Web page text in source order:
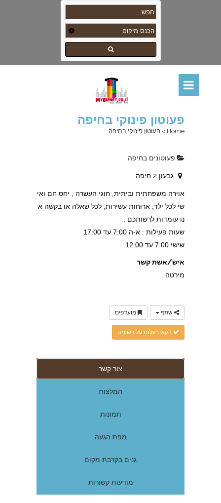
פעוטון פינוקי בחיפה
Home
> פעוטון פינוקי בחיפה
פעוטונים בחיפה
גבעון 2 חיפה
אוירה משפחתית וביתית, חוגי העשרה , יחס חם ואי
שי לכל ילד, ארוחות עשירות, לכל שאלה או בקשה א
נו עומדות לרשותכם .
שעות פעילות : א-ה 7:00 עד 17:00
שישי 7:00 עד 12:00
איש/אשת קשר
מירטה
שתף מועדפים
בקש בעלות על רשומה
צור קשר
המלצות
תמונות
מפת הגעה
גנים בקרבת מקום
מודעות קשורות